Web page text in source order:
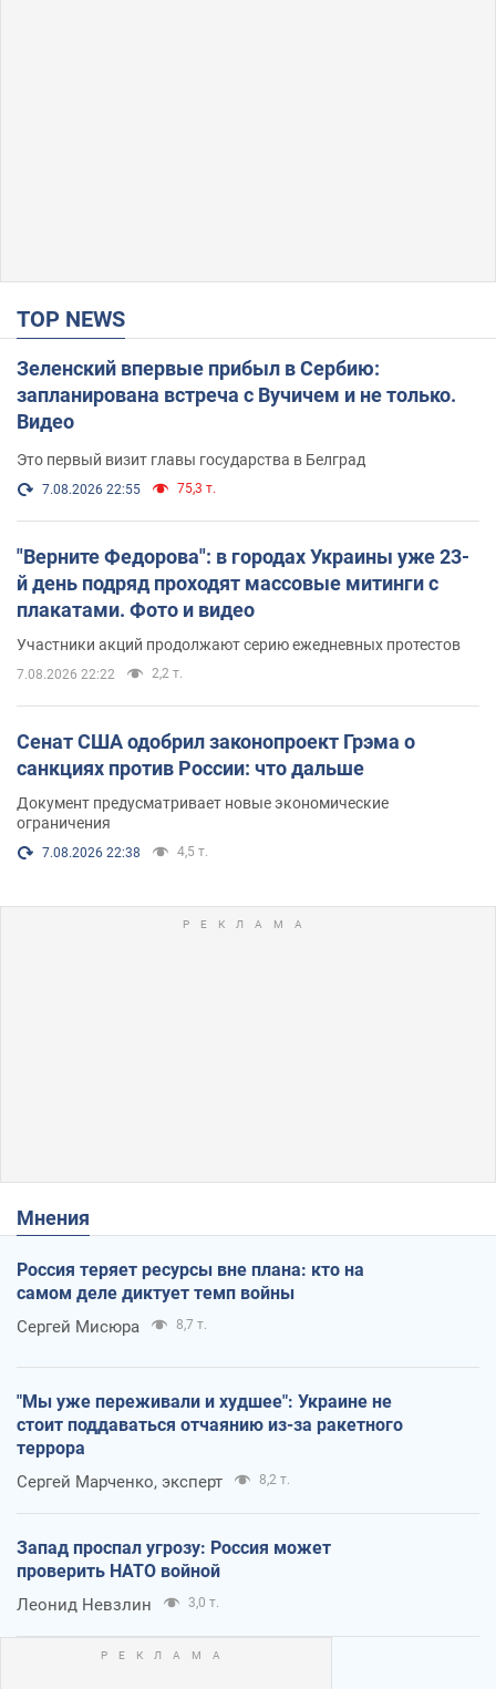
TOP NEWS
Зеленский впервые прибыл в Сербию:
запланирована встреча с Вучичем и не только.
Видео
Это первый визит главы государства в Белград
7.08.2026 22:55 75,3 т.
"Верните Федорова": в городах Украины уже 23-
й день подряд проходят массовые митинги с
плакатами. Фото и видео
Участники акций продолжают серию ежедневных протестов
7.08.2026 22:22 2,2 т.
Сенат США одобрил законопроект Грэма о
санкциях против России: что дальше
Документ предусматривает новые экономические
ограничения
7.08.2026 22:38 4,5 т.
Мнения
Россия теряет ресурсы вне плана: кто на
самом деле диктует темп войны
Сергей Мисюра 8,7 т.
"Мы уже переживали и худшее": Украине не
стоит поддаваться отчаянию из-за ракетного
террора
Сергей Марченко, эксперт 8,2 т.
Запад проспал угрозу: Россия может
проверить НАТО войной
Леонид Невзлин 3,0 т.